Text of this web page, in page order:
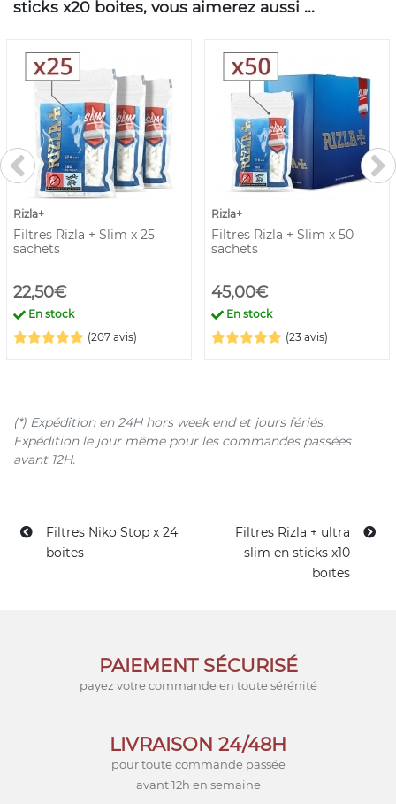
sticks x20 boites, vous aimerez aussi ...
Rizla+
Filtres Rizla + Slim x 25
sachets
22,50€
En stock
(207 avis)
Rizla+
Filtres Rizla + Slim x 50
sachets
45,00€
En stock
(23 avis)
(*) Expédition en 24H hors week end et jours fériés.
Expédition le jour même pour les commandes passées
avant 12H.
Filtres Niko Stop x 24
boites
Filtres Rizla + ultra
slim en sticks x10
boites
PAIEMENT SÉCURISÉ
payez votre commande en toute sérénité
LIVRAISON 24/48H
pour toute commande passée
avant 12h en semaine